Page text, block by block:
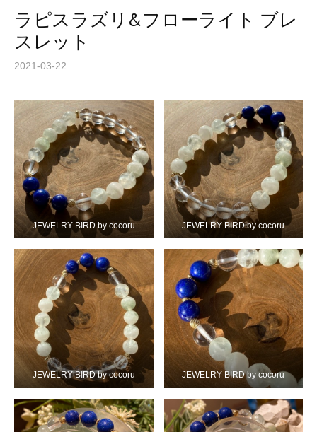
ラピスラズリ&フローライト ブレ
スレット
2021-03-22
JEWELRY BIRD by cocoru JEWELRY BIRD by cocoru
JEWELRY BIRD by cocoru JEWELRY BIRD by cocoru